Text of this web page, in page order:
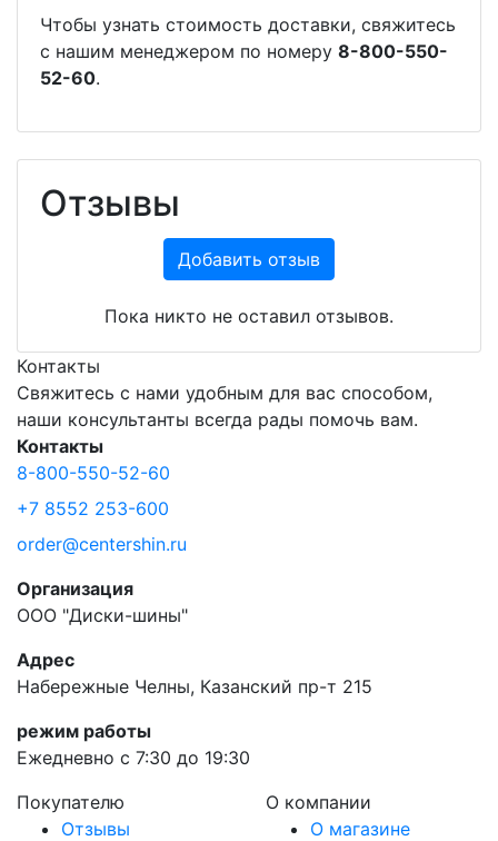
Чтобы узнать стоимость доставки, свяжитесь
с нашим менеджером по номеру 8-800-550-
52-60.
Отзывы
Добавить отзыв
Пока никто не оставил отзывов.
Контакты
Свяжитесь с нами удобным для вас способом,
наши консультанты всегда рады помочь вам.
Контакты
8-800-550-52-60
+7 8552 253-600
order@centershin.ru
Организация
ООО "Диски-шины"
Адрес
Набережные Челны, Казанский пр-т 215
режим работы
Ежедневно с 7:30 до 19:30
Покупателю
Отзывы
О компании
О магазине